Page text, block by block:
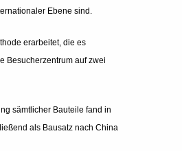
Ebene sind.
erarbeitet, die es
Besucherzentrum auf zwei
sämtlicher Bauteile fand in
als Bausatz nach China